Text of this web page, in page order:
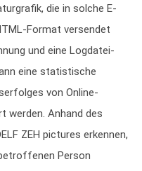
die in solche E-
Format versendet
und eine Logdatei-
eine statistische
von Online-
werden. Anhand des
ZEH pictures erkennen,
Person